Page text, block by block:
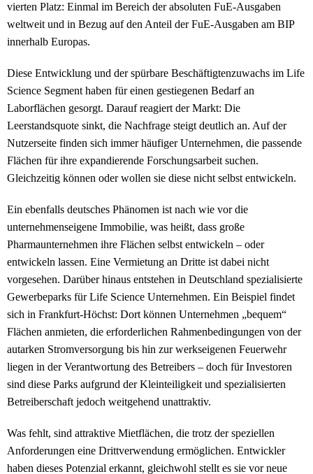
vierten Platz: Einmal im Bereich der absoluten FuE-Ausgaben
weltweit und in Bezug auf den Anteil der FuE-Ausgaben am BIP
innerhalb Europas.
Diese Entwicklung und der spürbare Beschäftigtenzuwachs im Life
Science Segment haben für einen gestiegenen Bedarf an
Laborflächen gesorgt. Darauf reagiert der Markt: Die
Leerstandsquote sinkt, die Nachfrage steigt deutlich an. Auf der
Nutzerseite finden sich immer häufiger Unternehmen, die passende
Flächen für ihre expandierende Forschungsarbeit suchen.
Gleichzeitig können oder wollen sie diese nicht selbst entwickeln.
Ein ebenfalls deutsches Phänomen ist nach wie vor die
unternehmenseigene Immobilie, was heißt, dass große
Pharmaunternehmen ihre Flächen selbst entwickeln – oder
entwickeln lassen. Eine Vermietung an Dritte ist dabei nicht
vorgesehen. Darüber hinaus entstehen in Deutschland spezialisierte
Gewerbeparks für Life Science Unternehmen. Ein Beispiel findet
sich in Frankfurt-Höchst: Dort können Unternehmen „bequem“
Flächen anmieten, die erforderlichen Rahmenbedingungen von der
autarken Stromversorgung bis hin zur werkseigenen Feuerwehr
liegen in der Verantwortung des Betreibers – doch für Investoren
sind diese Parks aufgrund der Kleinteiligkeit und spezialisierten
Betreiberschaft jedoch weitgehend unattraktiv.
Was fehlt, sind attraktive Mietflächen, die trotz der speziellen
Anforderungen eine Drittverwendung ermöglichen. Entwickler
haben dieses Potenzial erkannt, gleichwohl stellt es sie vor neue